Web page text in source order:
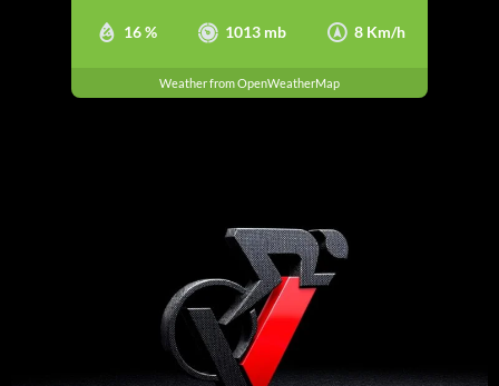
16 % 1013 mb 8 Km/h
Weather from OpenWeatherMap